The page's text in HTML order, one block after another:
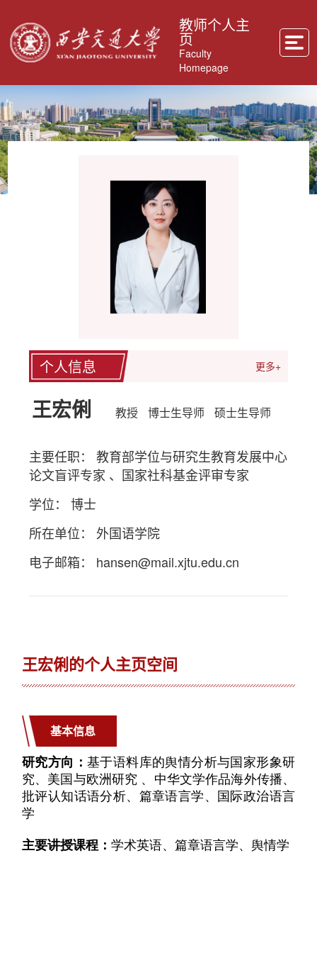
教师个人主
页
Faculty
Homepage
个人信息 更多+
王宏俐 教授 博士生导师 硕士生导师
主要任职： 教育部学位与研究生教育发展中心
论文盲评专家 、国家社科基金评审专家
学位： 博士
所在单位： 外国语学院
电子邮箱： hansen@mail.xjtu.edu.cn
王宏俐的个人主页空间
基本信息